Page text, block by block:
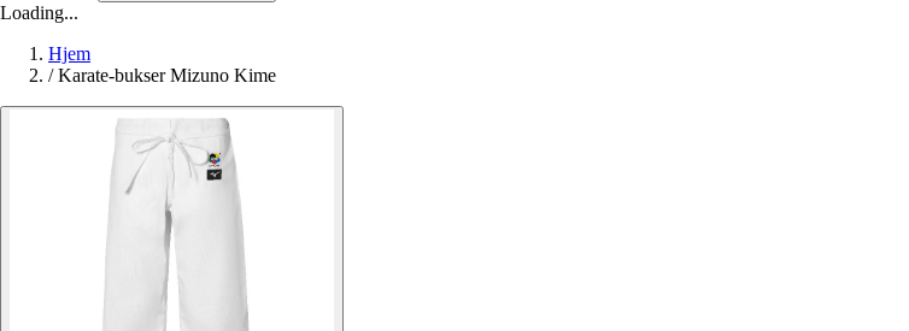
Loading...
Hjem
/ Karate-bukser Mizuno Kime